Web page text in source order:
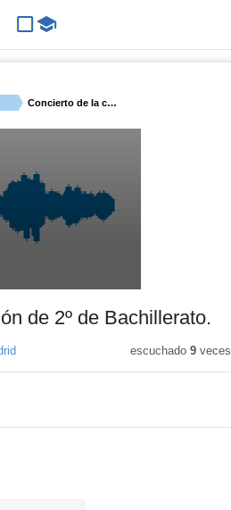
Concierto de la cere...
de 2º de Bachillerato.
escuchado 9veces